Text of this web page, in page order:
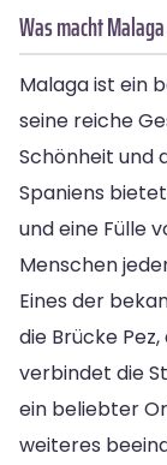
Was macht
Malaga ist ein
seine reiche
Schönheit und
Spaniens
und eine Fülle
Menschen
Eines der
die Brücke
verbindet die
ein beliebter
weiteres